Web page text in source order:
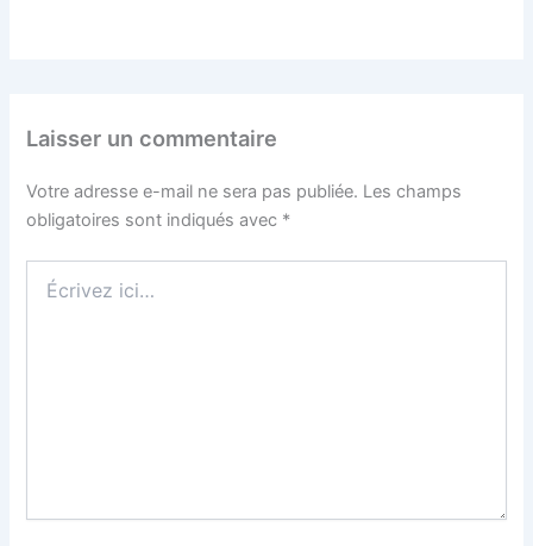
Laisser un commentaire
Votre adresse e-mail ne sera pas publiée. Les champs
obligatoires sont indiqués avec *
ici…